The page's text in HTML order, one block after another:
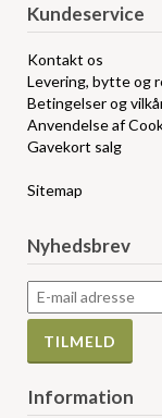
Kundeservice
Kontakt os
Levering, bytte og
Betingelser og
Anvendelse af
Gavekort salg
Sitemap
Nyhedsbrev
Information